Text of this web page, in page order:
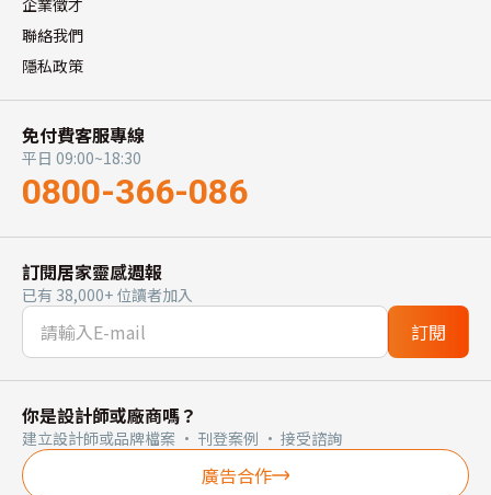
企業徵才
聯絡我們
隱私政策
免付費客服專線
平日 09:00~18:30
0800-366-086
訂閱居家靈感週報
已有 38,000+ 位讀者加入
訂閱
你是設計師或廠商嗎？
建立設計師或品牌檔案 · 刊登案例 · 接受諮詢
廣告合作